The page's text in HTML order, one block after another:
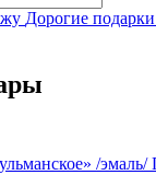
Дорогие